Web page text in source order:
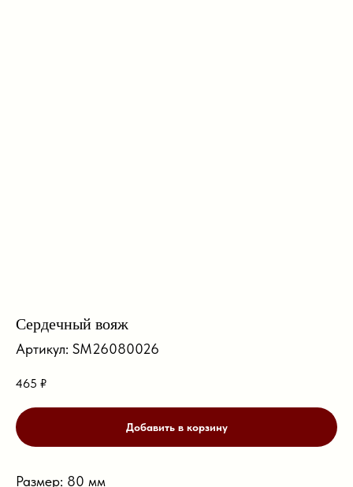
Сердечный вояж
Артикул: SM26080026
465 ₽
Добавить в корзину
Размер: 80 мм